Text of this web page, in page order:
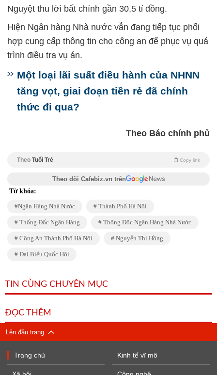
Nguyệt thu lời bất chính gần 30,5 tỉ đồng.
Hiện Ngân hàng Nhà nước vẫn đang tiếp tục phối
hợp cung cấp thông tin cho công an để phục vụ quá
trình điều tra vụ án.
Một loại lãi suất điều hành của NHNN
tăng vọt, giai đoạn tiền rẻ đã chính
thức đi qua?
Theo Báo chính phủ
Theo Tuổi Trẻ Copy link
Theo dõi Cafebiz.vn trên
Từ khóa:
Ngân Hàng Nhà Nước Thành Phố Hà Nội
Thống Đốc Ngân Hàng Thống Đốc Ngân Hàng Nhà Nước
Công An Thành Phố Hà Nội Nguyễn Thị Hồng
Đại Biểu Quốc Hội
TIN CÙNG CHUYÊN MỤC
ĐỌC THÊM
Lên đầu trang
Trang chủ Kinh tế vĩ mô